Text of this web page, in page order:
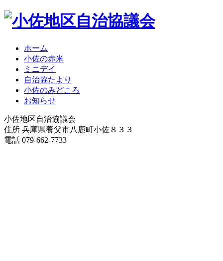
ホーム
小佐の赤米
ミニデイ
自治協たより
小佐のみどころ
お知らせ
小佐地区自治協議会
住所 兵庫県養父市八鹿町小佐８３３
電話 079-662-7733